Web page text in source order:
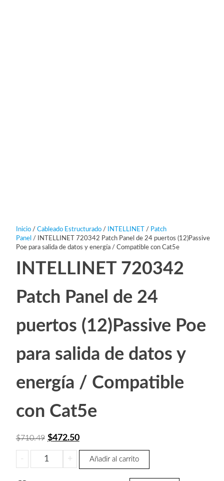
Inicio/ Cableado Estructurado/ INTELLINET / Patch
Panel / INTELLINET 720342 Patch Panel de 24 puertos (12)Passive
Poe para salida de datos y energía / Compatible con Cat5e
INTELLINET 720342
Patch Panel de 24
puertos (12)Passive Poe
para salida de datos y
energía / Compatible
con Cat5e
$710.49 El
precio
original
$472.50El
precio
-
INTELLINET
720342
+ Añadir al carrito